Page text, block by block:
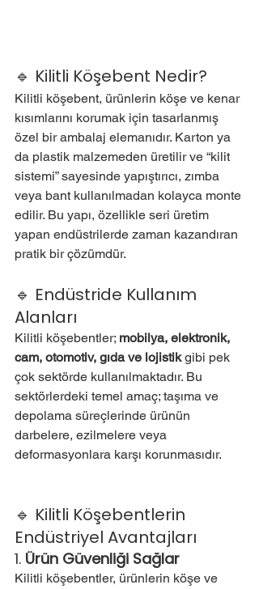
🔹 Kilitli Köşebent Nedir?
Kilitli köşebent, ürünlerin köşe ve kenar
kısımlarını korumak için tasarlanmış
özel bir ambalaj elemanıdır. Karton ya
da plastik malzemeden üretilir ve “kilit
sistemi” sayesinde yapıştırıcı, zımba
veya bant kullanılmadan kolayca monte
edilir. Bu yapı, özellikle seri üretim
yapan endüstrilerde zaman kazandıran
pratik bir çözümdür.
🔹 Endüstride Kullanım
Alanları
Kilitli köşebentler; mobilya, elektronik,
cam, otomotiv, gıda ve lojistik gibi pek
çok sektörde kullanılmaktadır. Bu
sektörlerdeki temel amaç; taşıma ve
depolama süreçlerinde ürünün
darbelere, ezilmelere veya
deformasyonlara karşı korunmasıdır.
🔹 Kilitli Köşebentlerin
Endüstriyel Avantajları
1. Ürün Güvenliği Sağlar
Kilitli köşebentler, ürünlerin köşe ve